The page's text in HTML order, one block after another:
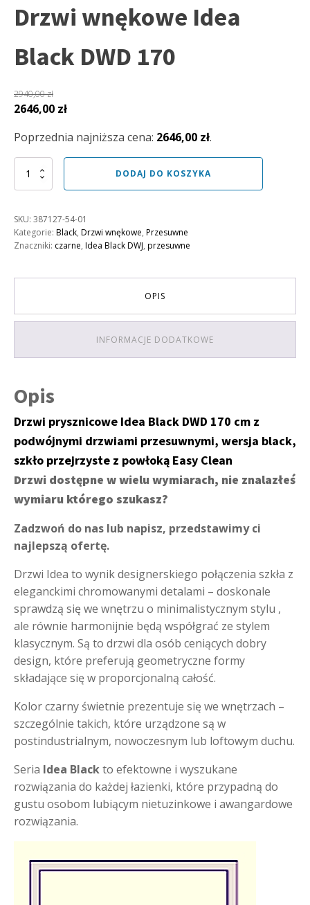
Drzwi wnękowe Idea
Black DWD 170
2940,00zł
Pierwotna
wynosiła:
2940,00 zł.
2646,00 złAktualna
wynosi:
2646,00 zł.
Poprzednia najniższa cena: 2646,00 zł.
ilość
Black
DWD
170
DODAJ DO KOSZYKA
SKU: 387127-54-01
Kategorie: Black, Drzwi wnękowe, Przesuwne
Znaczniki: czarne, Idea Black DWJ, przesuwne
OPIS
INFORMACJE DODATKOWE
Opis
Drzwi prysznicowe Idea Black DWD 170 cm z
podwójnymi drzwiami przesuwnymi, wersja black,
szkło przejrzyste z powłoką Easy Clean
Drzwi dostępne w wielu wymiarach, nie znalazłeś
wymiaru którego szukasz?
Zadzwoń do nas lub napisz, przedstawimy ci
najlepszą ofertę.
Drzwi Idea to wynik designerskiego połączenia szkła z
eleganckimi chromowanymi detalami – doskonale
sprawdzą się we wnętrzu o minimalistycznym stylu ,
ale równie harmonijnie będą współgrać ze stylem
klasycznym. Są to drzwi dla osób ceniących dobry
design, które preferują geometryczne formy
składające się w proporcjonalną całość.
Kolor czarny świetnie prezentuje się we wnętrzach –
szczególnie takich, które urządzone są w
postindustrialnym, nowoczesnym lub loftowym duchu.
Seria Idea Blackto efektowne i wyszukane
rozwiązania do każdej łazienki, które przypadną do
gustu osobom lubiącym nietuzinkowe i awangardowe
rozwiązania.